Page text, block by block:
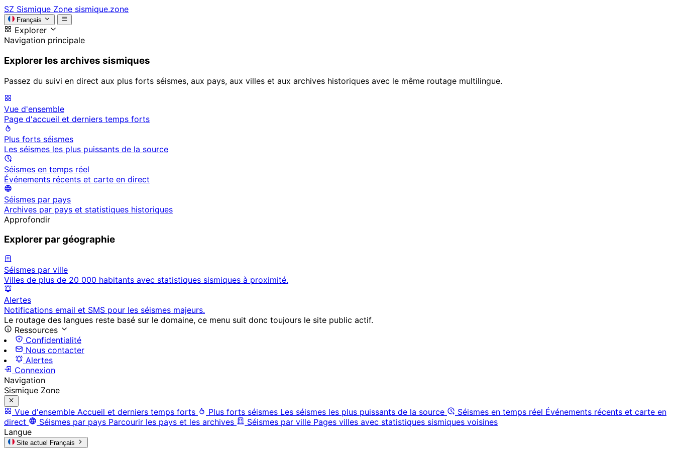
SZ Sismique Zone sismique.zone
Français
Explorer
Navigation principale
Explorer les archives sismiques
Passez du suivi en direct aux plus forts séismes, aux pays, aux villes et aux archives historiques avec le même routage multilingue.
Vue d'ensemble
Page d'accueil et derniers temps forts
Plus forts séismes
Les séismes les plus puissants de la source
Séismes en temps réel
Événements récents et carte en direct
Séismes par pays
Archives par pays et statistiques historiques
Approfondir
Explorer par géographie
Séismes par ville
Villes de plus de 20 000 habitants avec statistiques sismiques à proximité.
Alertes
Notifications email et SMS pour les séismes majeurs.
Le routage des langues reste basé sur le domaine, ce menu suit donc toujours le site public actif.
Ressources
Confidentialité
Nous contacter
Alertes
Connexion
Navigation
Sismique Zone
Vue d'ensemble Accueil et derniers temps forts Plus forts séismes Les séismes les plus puissants de la source Séismes en temps réel Événements récents et carte en
direct
Séismes par pays Parcourir les pays et les archives Séismes par ville Pages villes avec statistiques sismiques voisines
Langue
Site actuel Français